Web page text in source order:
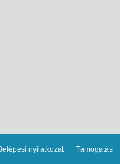
nyilatkozat Támogatás